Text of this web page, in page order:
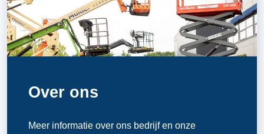
Over ons
Meer informatie over ons bedrijf en onze